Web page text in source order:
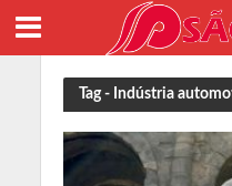
Tag - Indústria